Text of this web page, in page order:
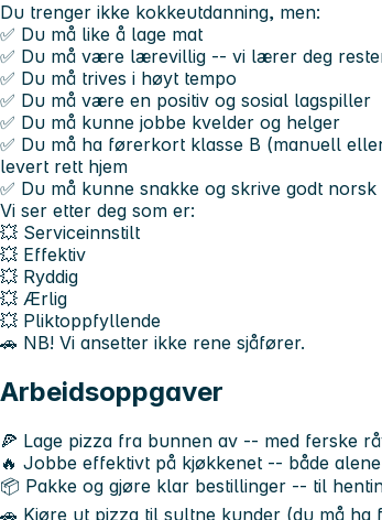
Du trenger ikke kokkeutdanning, men:
✅ Du må like å lage mat
✅ Du må være lærevillig -- vi lærer deg
✅ Du må trives i høyt tempo
✅ Du må være en positiv og sosial lagspiller
✅ Du må kunne jobbe kvelder og helger
✅ Du må ha førerkort klasse B (manuell
levert rett hjem
✅ Du må kunne snakke og skrive godt norsk
Vi ser etter deg som er:
💥 Serviceinnstilt
💥 Effektiv
💥 Ryddig
💥 Ærlig
💥 Pliktoppfyllende
🚗 NB! Vi ansetter ikke rene sjåfører.
Arbeidsoppgaver
🍕 Lage pizza fra bunnen av -- med ferske
🔥 Jobbe effektivt på kjøkkenet -- både
📦 Pakke og gjøre klar bestillinger -- til
🚗 Kjøre ut pizza til sultne kunder (du må